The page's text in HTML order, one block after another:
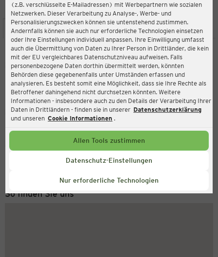
(z.B. verschlüsselte E-Mailadressen) mit Werbepartnern wie sozialen
Netzwerken. Dieser Verarbeitung zu Analyse-, Werbe- und
Personalisierungszwecken können sie untenstehend zustimmen.
Andernfalls können sie auch nur erforderliche Technologien einsetzen
oder Ihre Einstellungen individuell anpassen. Ihre Einwilligung umfasst
auch die Übermittlung von Daten zu Ihrer Person in Drittländer, die kein
mit der EU vergleichbares Datenschutzniveau aufweisen. Falls
personenbezogene Daten dorthin übermittelt werden, könnten
Behörden diese gegebenenfalls unter Umständen erfassen und
analysieren. Es besteht somit eine Möglichkeit, dass sie Ihre Rechte als
Betroffener dahingehend nicht durchsetzen könnten. Weitere
Informationen - insbesondere auch zu den Details der Verarbeitung Ihrer
Daten in Drittländern - finden sie in unserer Datenschutzerklärung
und unseren Cookie Informationen .
Allen Tools zustimmen
Datenschutz-Einstellungen
Nur erforderliche Technologien
3,6
Bewertung:
STANDORT SERVICES SORTIMENT AKTIONEN
Ernsting's family
Mercedesstraße 12, 71063 Sindelfingen
Aktuell:
Geschlossen
Service Hotline
+49 (0) 2546 / 98 999 98
So finden Sie uns